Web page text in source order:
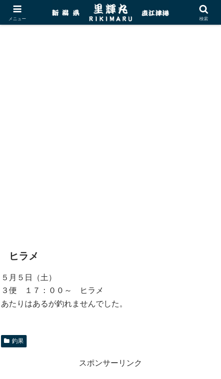
ヒラメ
５月５日（土）
３便 １７：００～ ヒラメ
あたりはあるが釣れませんでした。
釣果
スポンサーリンク
メニュー 検索